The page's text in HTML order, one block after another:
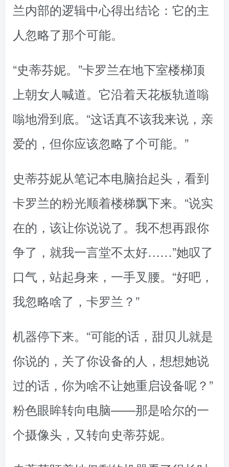
兰内部的逻辑中心得出结论：它的主
人忽略了那个可能。
“史蒂芬妮。”卡罗兰在地下室楼梯顶
上朝女人喊道。它沿着天花板轨道嗡
嗡地滑到底。“这话真不该我来说，亲
爱的，但你应该忽略了个可能。”
史蒂芬妮从笔记本电脑抬起头，看到
卡罗兰的粉光顺着楼梯飘下来。“说实
在的，该让你说说了。我不想再跟你
争了，就我一言堂不太好……”她叹了
口气，站起身来，一手叉腰。“好吧，
我忽略啥了，卡罗兰？”
机器停下来。“可能的话，甜贝儿就是
你说的，关了你设备的人，想想她说
过的话，你为啥不让她重启设备呢？”
粉色眼眸转向电脑——那是哈尔的一
个摄像头，又转向史蒂芬妮。